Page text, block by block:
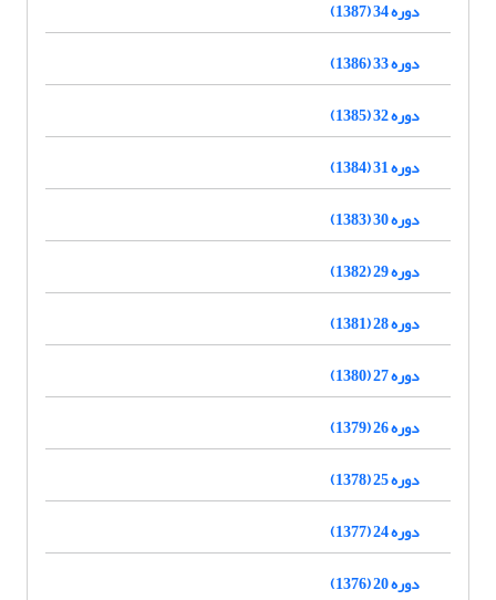
دوره 34 (1387)
دوره 33 (1386)
دوره 32 (1385)
دوره 31 (1384)
دوره 30 (1383)
دوره 29 (1382)
دوره 28 (1381)
دوره 27 (1380)
دوره 26 (1379)
دوره 25 (1378)
دوره 24 (1377)
دوره 20 (1376)